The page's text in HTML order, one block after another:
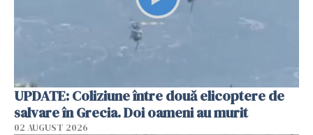
UPDATE: Coliziune între două elicoptere de
salvare în Grecia. Doi oameni au murit
02 AUGUST 2026